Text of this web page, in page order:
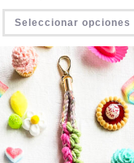
Seleccionar opciones